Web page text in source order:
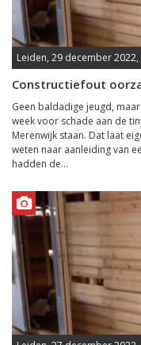
Leiden, 29 december 2022,
Constructiefout
Geen baldadige jeugd,
week voor schade aan de
Merenwijk staan. Dat laat
weten naar aanleiding van
hadden de...